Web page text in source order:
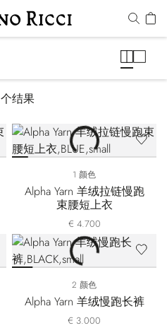
个结果
1 颜色
Alpha Yarn 羊绒拉链慢跑
束腰短上衣
€ 4.700
2 颜色
Alpha Yarn 羊绒慢跑长裤
€ 3.000